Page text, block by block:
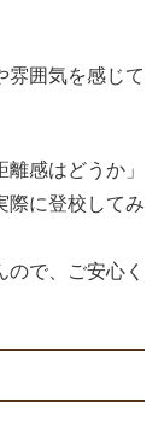
雰囲気を感じて
感はどうか」
際に登校してみ
で、ご安心く